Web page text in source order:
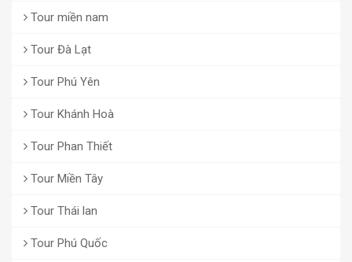
Tour miền nam
Tour Đà Lạt
Tour Phú Yên
Tour Khánh Hoà
Tour Phan Thiết
Tour Miền Tây
Tour Thái lan
Tour Phú Quốc